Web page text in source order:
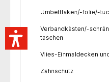
Umbettlaken/-folie/-
Verbandkästen/-
taschen
Vlies-Einmaldecken
Zahnschutz